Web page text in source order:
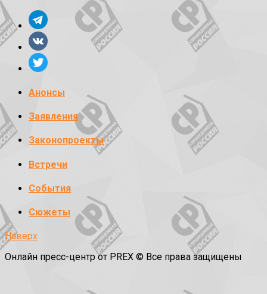
Анонсы
Заявления
Законопроекты
Встречи
События
Сюжеты
Наверх
Онлайн пресс-центр от PREX © Все права защищены